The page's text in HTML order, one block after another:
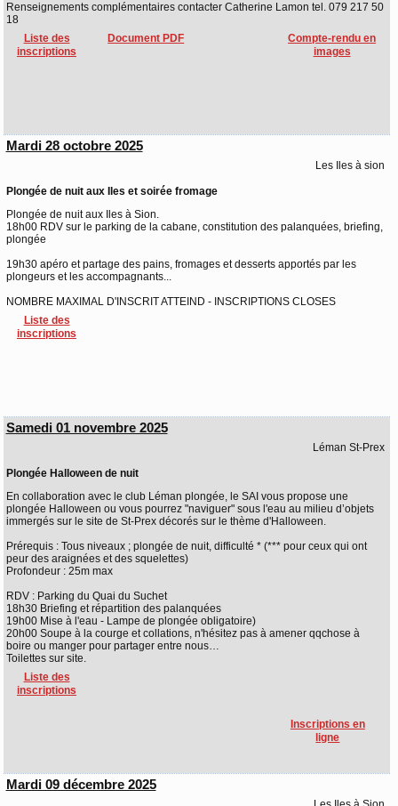
Renseignements complémentaires contacter Catherine Lamon tel. 079 217 50
18
Liste des
inscriptions
Document PDF
Compte-rendu en
images
Mardi 28 octobre 2025
Les Iles à sion
Plongée de nuit aux Iles et soirée fromage
Plongée de nuit aux Iles à Sion.
18h00 RDV sur le parking de la cabane, constitution des palanquées, briefing,
plongée
19h30 apéro et partage des pains, fromages et desserts apportés par les
plongeurs et les accompagnants...
NOMBRE MAXIMAL D'INSCRIT ATTEIND - INSCRIPTIONS CLOSES
Liste des
inscriptions
Samedi 01 novembre 2025
Léman St-Prex
Plongée Halloween de nuit
En collaboration avec le club Léman plongée, le SAI vous propose une
plongée Halloween ou vous pourrez "naviguer" sous l'eau au milieu d’objets
immergés sur le site de St-Prex décorés sur le thème d'Halloween.
Prérequis : Tous niveaux ; plongée de nuit, difficulté * (*** pour ceux qui ont
peur des araignées et des squelettes)
Profondeur : 25m max
RDV : Parking du Quai du Suchet
18h30 Briefing et répartition des palanquées
19h00 Mise à l'eau - Lampe de plongée obligatoire)
20h00 Soupe à la courge et collations, n'hésitez pas à amener qqchose à
boire ou manger pour partager entre nous…
Toilettes sur site.
Liste des
inscriptions
Inscriptions en
ligne
Mardi 09 décembre 2025